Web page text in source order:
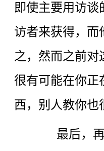
即使主要用访
访者来获得，而
之，然而之前
很有可能在你正
西，别人教你也
最后，